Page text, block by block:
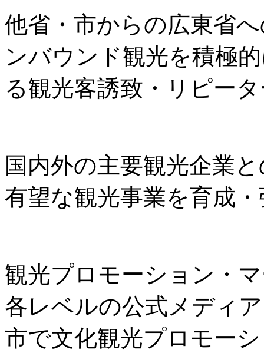
他省・市からの広東省
ンバウンド観光を積極
る観光客誘致・リピー
国内外の主要観光企業
有望な観光事業を育成
観光プロモーション・
各レベルの公式メディ
市で文化観光プロモー